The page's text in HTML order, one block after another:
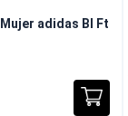
adidas Bl Ft